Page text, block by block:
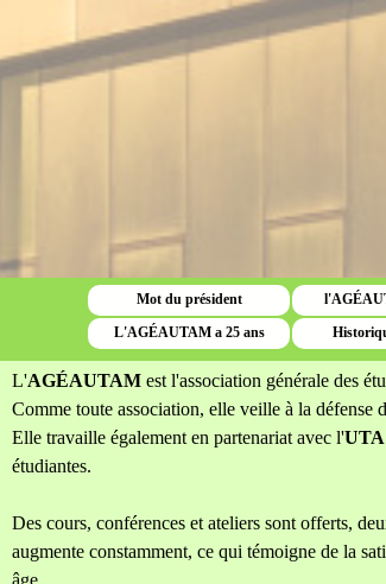
Sauter le menu
Mot du président
L'AGÉAUTAM a 25 ans
L'AGÉAUTAMest l'association générale des
Comme toute association, elle veille à la défense
Elle travaille également en partenariat avec l'UTA
étudiantes.
Des cours, conférences et ateliers sont offerts,
augmente constamment, ce qui témoigne de la
âge.